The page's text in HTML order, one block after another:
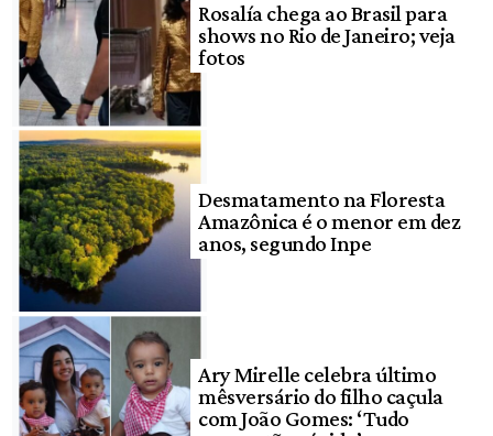
Rosalía chega ao Brasil para
shows no Rio de Janeiro; veja
fotos
Desmatamento na Floresta
Amazônica é o menor em dez
anos, segundo Inpe
Ary Mirelle celebra último
mêsversário do filho caçula
com João Gomes: ‘Tudo